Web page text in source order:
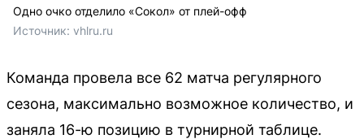
Одно очко отделило «Сокол» от плей-офф
Источник: vhlru.ru
Команда провела все 62 матча регулярного
сезона, максимально возможное количество, и
заняла 16-ю позицию в турнирной таблице.